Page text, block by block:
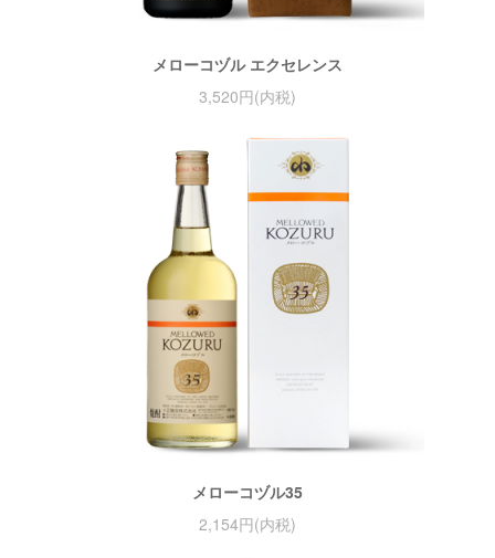
メローコヅル エクセレンス
3,520円(内税)
メローコヅル35
2,154円(内税)